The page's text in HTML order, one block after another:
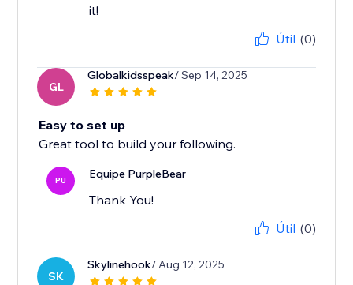
it!
Útil (0)
GL
Globalkidsspeak/ Sep 14, 2025
Easy to set up
Great tool to build your following.
PU Equipe PurpleBear
Thank You!
Útil (0)
SK
Skylinehook/ Aug 12, 2025